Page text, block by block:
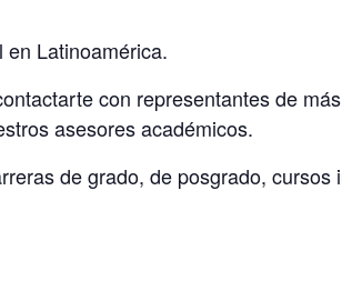
Latinoamérica.
con representantes de
asesores académicos.
de grado, de posgrado,